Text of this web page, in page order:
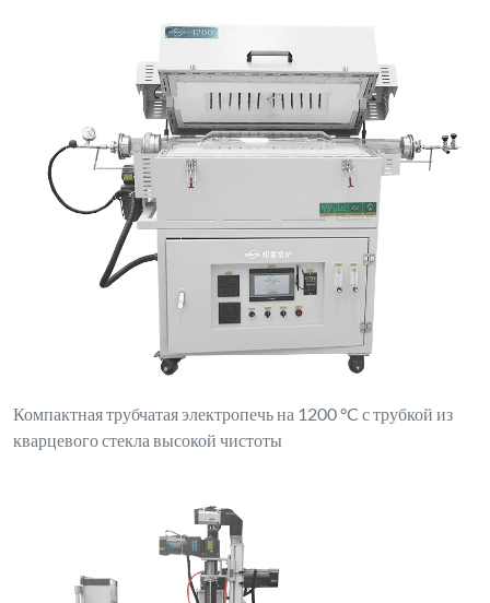
Компактная трубчатая электропечь на 1200 °C с трубкой из
кварцевого стекла высокой чистоты